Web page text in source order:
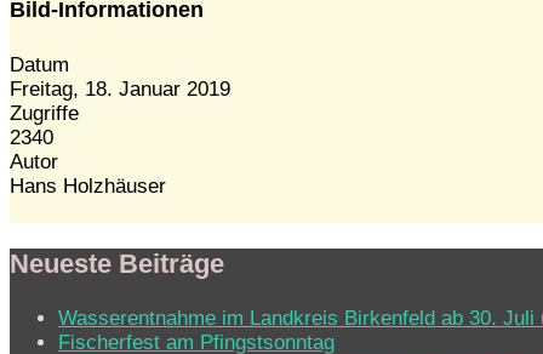
Bild-Informationen
Datum
Freitag, 18. Januar 2019
Zugriffe
2340
Autor
Hans Holzhäuser
Neueste Beiträge
Wasserentnahme im Landkreis Birkenfeld ab 30. Juli
Fischerfest am Pfingstsonntag